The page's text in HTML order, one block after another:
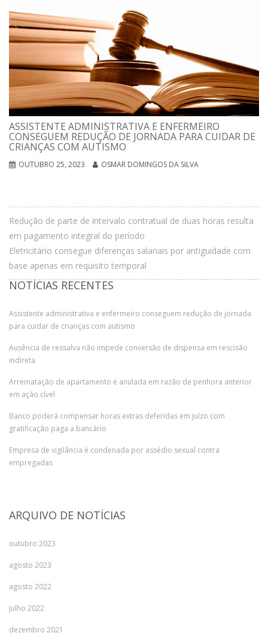
ASSISTENTE ADMINISTRATIVA E ENFERMEIRO
CONSEGUEM REDUÇÃO DE JORNADA PARA CUIDAR DE
CRIANÇAS COM AUTISMO
OUTUBRO 25, 2023 OSMAR DOMINGOS DA SILVA
Redução de parte de intervalo contratual de duas horas resulta
em pagamento integral do período
Eletricitário consegue diferenças salariais por antiguidade com
base apenas em requisito temporal
NOTÍCIAS RECENTES
Assistente administrativa e enfermeiro conseguem redução de jornada
para cuidar de crianças com autismo
Ausência de ressalva não impede conversão de dispensa em rescisão
indireta
Arrematação de apartamento é anulada em razão de penhora anterior
em ação cível
Banco poderá compensar horas extras deferidas em juízo com
gratificação paga a bancário
Empresa de vigilância é condenada por assédio sexual contra
empregadas
ARQUIVO DE NOTÍCIAS
outubro 2023
agosto 2023
agosto 2022
julho 2022
dezembro 2021